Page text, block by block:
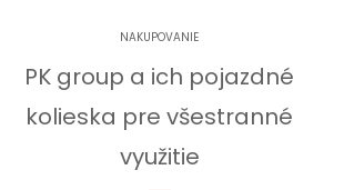
NAKUPOVANIE
PK group a ich pojazdné
kolieska pre všestranné
využitie